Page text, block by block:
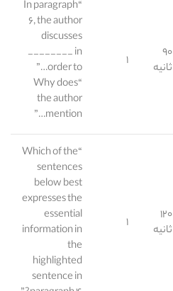
۹۰
ثانیه
۱
“In paragraph
۶, the author
discusses
________ in
order to…”
“Why does
the author
mention…”
۱۲۰
ثانیه
۱
“Which of the
sentences
below best
expresses the
essential
information in
the
highlighted
sentence in